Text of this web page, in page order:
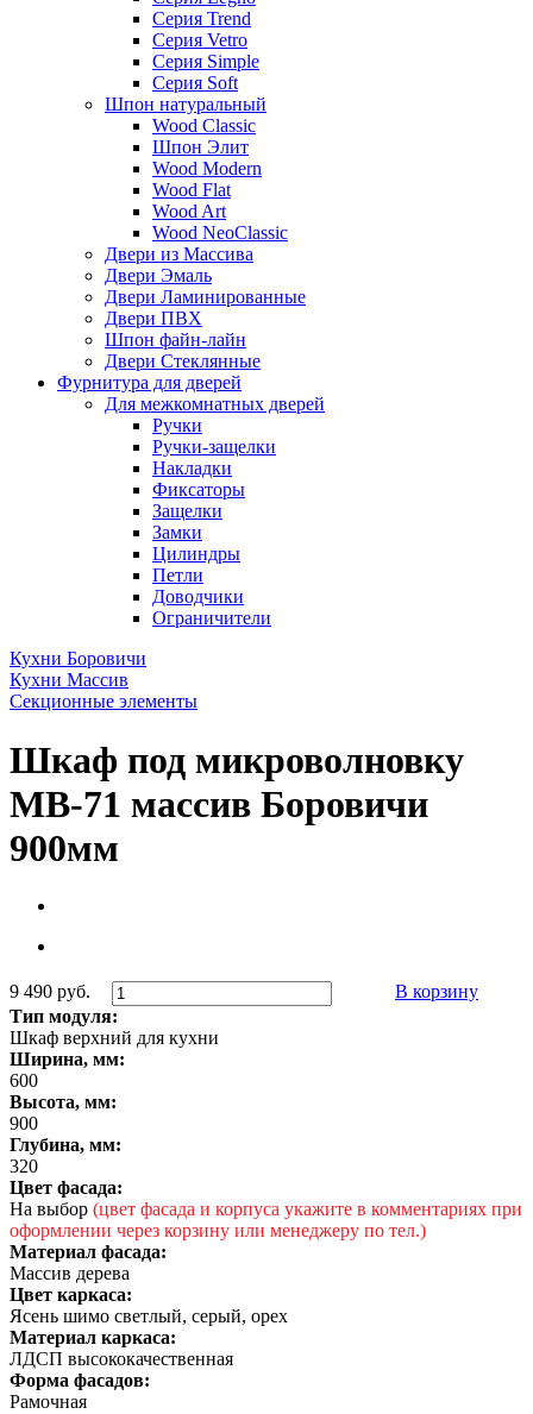
Серия Trend
Серия Vetro
Серия Simple
Серия Soft
Шпон натуральный
Wood Classic
Шпон Элит
Wood Modern
Wood Flat
Wood Art
Wood NeoClassic
Двери из Массива
Двери Эмаль
Двери Ламинированные
Двери ПВХ
Шпон файн-лайн
Двери Стеклянные
Фурнитура для дверей
Для межкомнатных дверей
Ручки
Ручки-защелки
Накладки
Фиксаторы
Защелки
Замки
Цилиндры
Петли
Доводчики
Ограничители
Кухни Боровичи
Кухни Массив
Секционные элементы
Шкаф под микроволновку
МВ-71 массив Боровичи
900мм
9 490 руб.
В корзину
Тип модуля:
Шкаф верхний для кухни
Ширина, мм:
600
Высота, мм:
900
Глубина, мм:
320
Цвет фасада:
На выбор (цвет фасада и корпуса укажите в комментариях при
оформлении через корзину или менеджеру по тел.)
Материал фасада:
Массив дерева
Цвет каркаса:
Ясень шимо светлый, серый, орех
Материал каркаса:
ЛДСП высококачественная
Форма фасадов:
Рамочная